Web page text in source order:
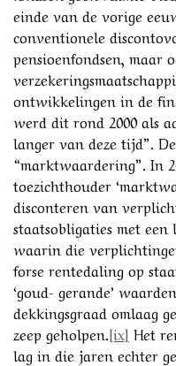
einde van de vorige
conventionele
pensioenfondsen, maar
ontwikkelingen in de
werd dit rond 2000 als
langer van deze tijd”.
“marktwaardering”. In
toezichthouder
disconteren van
staatsobligaties met
waarin die
forse rentedaling op
‘goud- gerande’
dekkingsgraad omlaag
zeep geholpen. [ix] Het
lag in die jaren echter